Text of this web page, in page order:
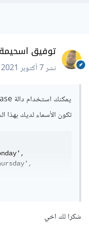
توفيق اسحيمة
نشر7 أكتوبر 2021
تكون الأسماء لديك بهذا
شكرا لك اخي